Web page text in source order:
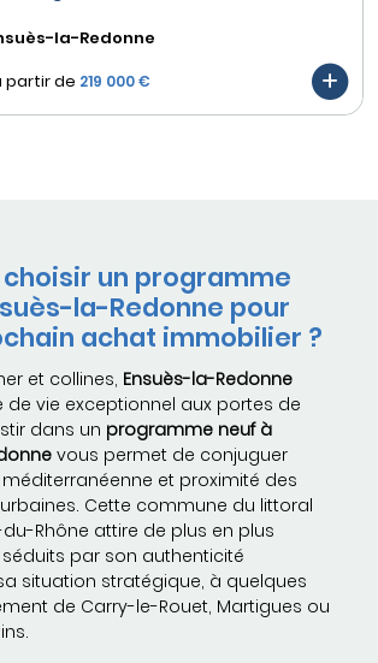
la-Redonne
partir de 219 000 €
un programme
la-Redonne pour
achat immobilier ?
et collines, Ensuès-la-Redonne
de vie exceptionnel aux portes de
dans un programme neuf à
vous permet de conjuguer
et proximité des
Cette commune du littoral
Rhône attire de plus en plus
par son authenticité
situation stratégique, à quelques
de Carry-le-Rouet, Martigues ou